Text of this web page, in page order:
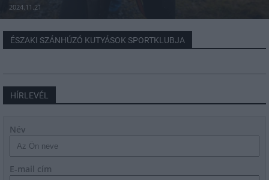
2024.11.21
ÉSZAKI SZÁNHÚZÓ KUTYÁSOK SPORTKLUBJA
HÍRLEVÉL
Név
E-mail cím